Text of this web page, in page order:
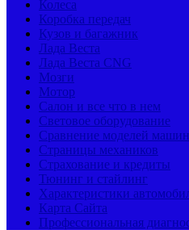
Колеса
Коробка передач
Кузов и багажник
Лада Веста
Лада Веста CNG
Мозги
Мотор
Салон и все что в нем
Световое оборудование
Сравнение моделей машин
Страницы механиков
Страхование и кредиты
Тюнинг и стайлинг
Характеристики
Карта Сайта
Профессиональная